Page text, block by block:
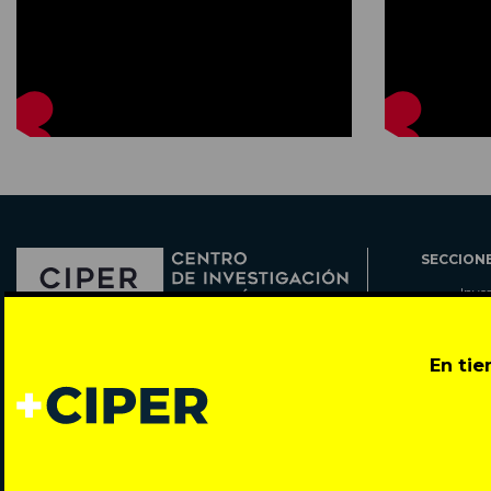
En
Todos los derechos reservados © 2007-2026